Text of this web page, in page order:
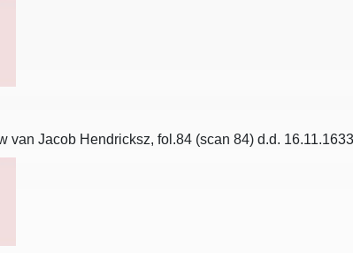
van Jacob Hendricksz, fol.84 (scan 84) d.d.